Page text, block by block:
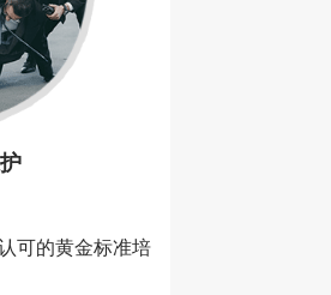
可的黄金标准培